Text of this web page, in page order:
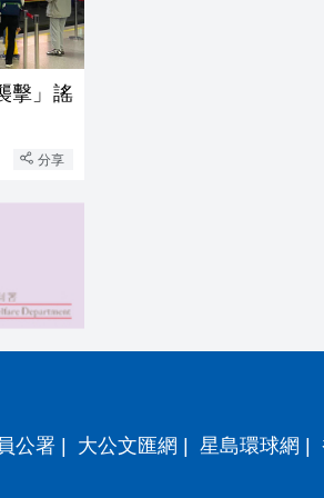
擊」謠
分享
公署 | 大公文匯網 | 星島環球網 |